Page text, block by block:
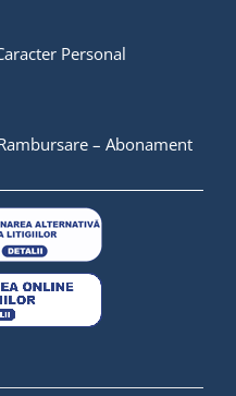
Personal
– Abonament